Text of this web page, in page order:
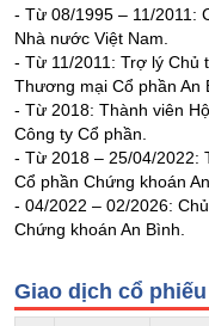
- Từ 08/1995 – 11/2011:
Nhà nước Việt Nam.
- Từ 11/2011: Trợ lý Chủ
Thương mại Cổ phần An
- Từ 2018: Thành viên
Công ty Cổ phần.
- Từ 2018 – 25/04/2022:
Cổ phần Chứng khoán
- 04/2022 – 02/2026:
Chứng khoán An Bình.
Giao dịch cổ phiếu
CHĂM
SÓC
SỨC
KHỎE
TÀI
CHÍNH